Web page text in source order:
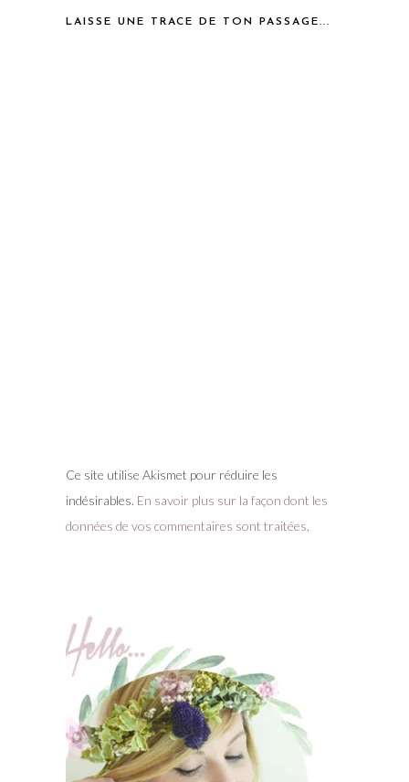
LAISSE UNE TRACE DE TON PASSAGE...
Ce site utilise Akismet pour réduire les
indésirables. En savoir plus sur la façon dont les
données de vos commentaires sont traitées.